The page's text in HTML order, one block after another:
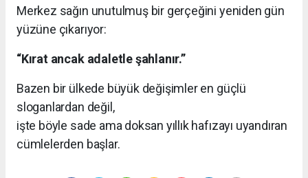
Merkez sağın unutulmuş bir gerçeğini yeniden gün
yüzüne çıkarıyor:
“Kırat ancak adaletle şahlanır.”
Bazen bir ülkede büyük değişimler en güçlü
sloganlardan değil,
işte böyle sade ama doksan yıllık hafızayı uyandıran
cümlelerden başlar.